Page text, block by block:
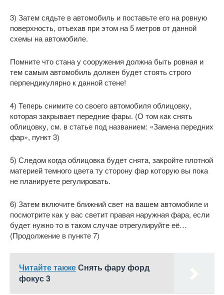
3) Затем сядьте в автомобиль и поставьте его на ровную
поверхность, отъехав при этом на 5 метров от данной
схемы на автомобиле.
Помните что стана у сооружения должна быть ровная и
тем самым автомобиль должен будет стоять строго
перпендикулярно к данной стене!
4) Теперь снимите со своего автомобиля облицовку,
которая закрывает передние фары. (О том как снять
облицовку, см. в статье под названием: «Замена передних
фар», пункт 3)
5) Следом когда облицовка будет снята, закройте плотной
материей темного цвета ту сторону фар которую вы пока
не планируете регулировать.
6) Затем включите ближний свет на вашем автомобиле и
посмотрите как у вас светит правая наружная фара, если
будет нужно то в таком случае отрегулируйте её…
(Продолжение в пункте 7)
Читайте такжеСнять фару форд
фокус 3